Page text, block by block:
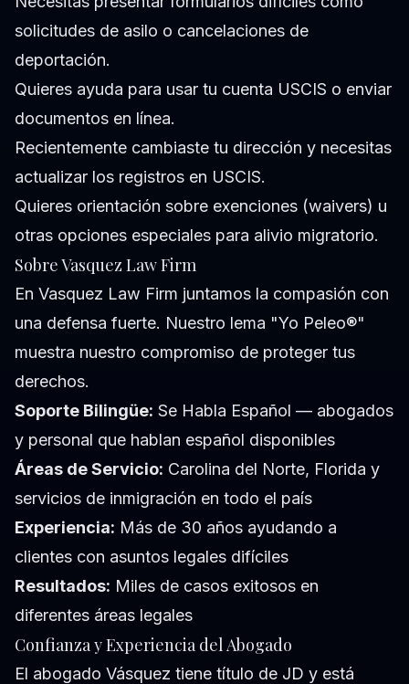
solicitudes de asilo o cancelaciones de
deportación.
Quieres ayuda para usar tu cuenta USCIS o enviar
documentos en línea.
Recientemente cambiaste tu dirección y necesitas
actualizar los registros en USCIS.
Quieres orientación sobre exenciones (waivers) u
otras opciones especiales para alivio migratorio.
Sobre Vasquez Law Firm
En Vasquez Law Firm juntamos la compasión con
una defensa fuerte. Nuestro lema "Yo Peleo®"
muestra nuestro compromiso de proteger tus
derechos.
Soporte Bilingüe: Se Habla Español — abogados
y personal que hablan español disponibles
Áreas de Servicio: Carolina del Norte, Florida y
servicios de inmigración en todo el país
Experiencia: Más de 30 años ayudando a
clientes con asuntos legales difíciles
Resultados: Miles de casos exitosos en
diferentes áreas legales
Confianza y Experiencia del Abogado
El abogado Vásquez tiene título de JD y está